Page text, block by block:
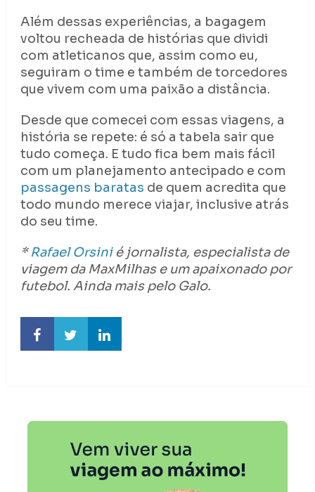
Além dessas experiências, a bagagem
voltou recheada de histórias que dividi
com atleticanos que, assim como eu,
seguiram o time e também de torcedores
que vivem com uma paixão a distância.
Desde que comecei com essas viagens, a
história se repete: é só a tabela sair que
tudo começa. E tudo fica bem mais fácil
com um planejamento antecipado e com
passagens baratas de quem acredita que
todo mundo merece viajar, inclusive atrás
do seu time.
*Rafael Orsinié jornalista, especialista de
viagem da MaxMilhas e um apaixonado por
futebol. Ainda mais pelo Galo.